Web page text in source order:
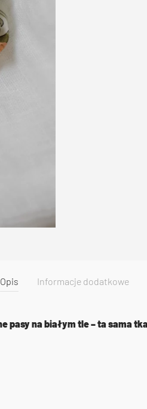
Opis Informacje dodatkowe
na białym tle – ta sama